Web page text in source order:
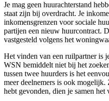
Je mag geen huurachterstand
staat zijn bij overdracht. Je
inkomensgrenzen voor sociale
partijen een nieuw huurcontract.
vastgesteld volgens het
Het vinden van een ruilpartner is
WSN bemiddelt niet bij het
tussen twee huurders is het
meer deelnemers is ook mogelijk.
hebt gevonden, dien je samen